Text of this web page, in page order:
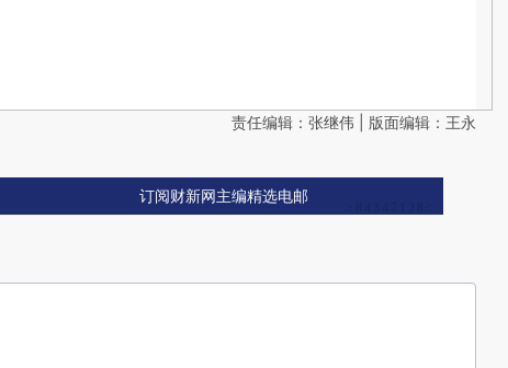
责任编辑：张继伟 | 版面编辑：王永
订阅财新网主编精选电邮